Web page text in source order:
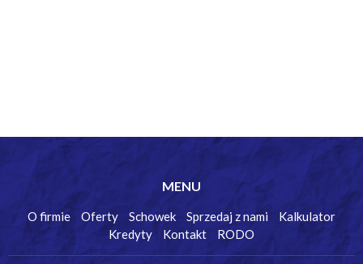
MENU
O firmie Oferty Schowek Sprzedaj z nami
Kalkulator
Kredyty
Kontakt RODO